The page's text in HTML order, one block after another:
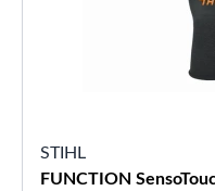
STIHL
FUNCTION